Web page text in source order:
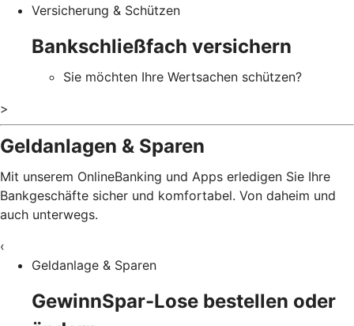
Versicherung & Schützen
Bankschließfach versichern
Sie möchten Ihre Wertsachen schützen?
>
Geldanlagen & Sparen
Mit unserem OnlineBanking und Apps erledigen Sie Ihre
Bankgeschäfte sicher und komfortabel. Von daheim und
auch unterwegs.
‹
Geldanlage & Sparen
GewinnSpar-Lose bestellen oder